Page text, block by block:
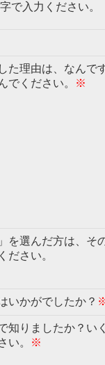
で入力ください。
た理由は、なんで
でください。
※
を選んだ方は、そ
ださい。
いかがでしたか？
知りましたか？い
い。
※